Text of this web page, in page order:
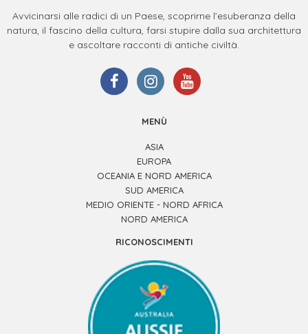
Avvicinarsi alle radici di un Paese, scoprirne l’esuberanza della
natura, il fascino della cultura, farsi stupire dalla sua architettura
e ascoltare racconti di antiche civiltà.
MENÙ
ASIA
EUROPA
OCEANIA E NORD AMERICA
SUD AMERICA
MEDIO ORIENTE - NORD AFRICA
NORD AMERICA
RICONOSCIMENTI